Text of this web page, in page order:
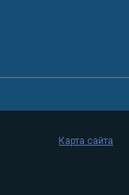
Карта сайта